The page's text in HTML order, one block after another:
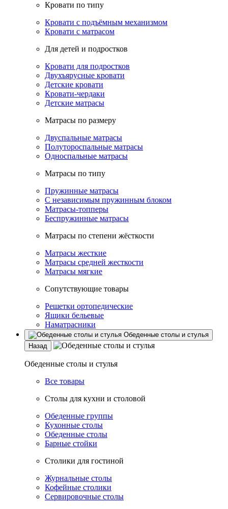
Кровати по типу
Кровати с подъёмным механизмом
Кровати с матрасом
Для детей и подростков
Кровати для подростков
Двухъярусные кровати
Детские кровати
Кровати-чердаки
Детские матрасы
Матрасы по размеру
Двуспальные матрасы
Полутороспальные матрасы
Односпальные матрасы
Матрасы по типу
Пружинные матрасы
С независимым пружинным блоком
Матрасы-топперы
Беспружинные матрасы
Матрасы по степени жёсткости
Матрасы жесткие
Матрасы средней жесткости
Матрасы мягкие
Сопутствующие товары
Решетки ортопедические
Ящики бельевые
Наматрасники
Обеденные столы и стулья
Назад
Обеденные столы и стулья
Все товары
Столы для кухни и столовой
Обеденные группы
Кухонные столы
Обеденные столы
Барные стойки
Столики для гостиной
Журнальные столы
Кофейные столики
Сервировочные столы